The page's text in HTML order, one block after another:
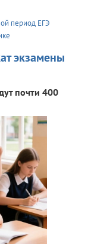
период ЕГЭ
экзамены
почти 400